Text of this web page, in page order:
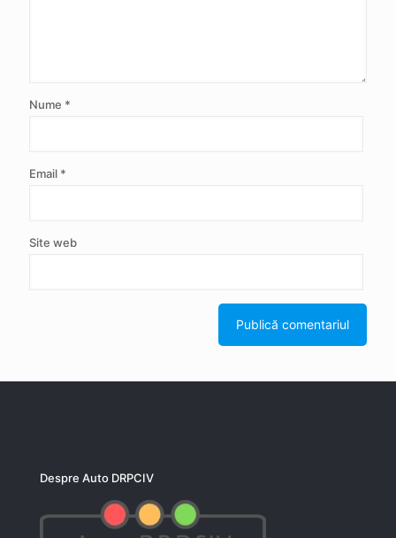
Nume *
Email *
Site web
Despre Auto DRPCIV